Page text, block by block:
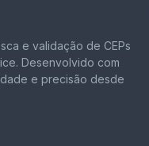
e validação de CEPs
Desenvolvido com
e precisão desde